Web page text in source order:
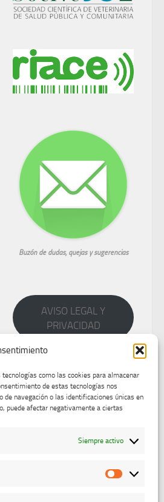
como las cookies para almacenar
de estas tecnologías nos
navegación o las identificaciones únicas en
puede afectar negativamente a ciertas
Siempre activo
Buzón de dudas, quejas y sugerencias
AVISO LEGAL Y
PRIVACIDAD